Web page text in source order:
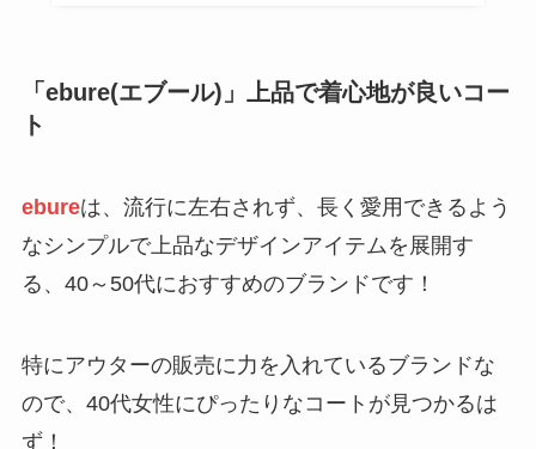
「 ebure(エブール) 」上品で着心地が良いコー
ト
ebureは、流行に左右されず、長く愛用できるよう
なシンプルで上品なデザインアイテムを展開す
る、40～50代におすすめのブランドです！
特にアウターの販売に力を入れているブランドな
ので、40代女性にぴったりなコートが見つかるは
ず！